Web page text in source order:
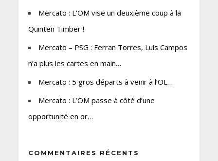
Mercato : L’OM vise un deuxième coup à la
Quinten Timber !
Mercato – PSG : Ferran Torres, Luis Campos
n’a plus les cartes en main…
Mercato : 5 gros départs à venir à l’OL…
Mercato : L’OM passe à côté d’une
opportunité en or…
COMMENTAIRES RÉCENTS